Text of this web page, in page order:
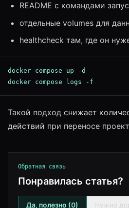
README с командами
отдельные volumes для
healthcheck там, где он
docker compose up -d
docker compose logs -f
Такой подход снижает
действий при переносе
Обратная связь
Понравилась статья?
Да, полезно (0) Нужно